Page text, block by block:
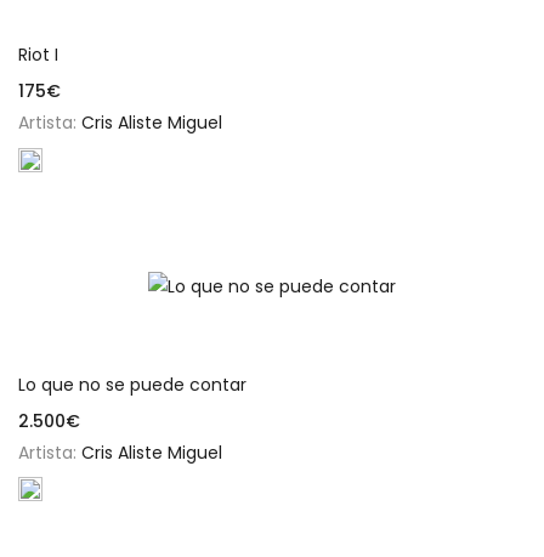
Riot I
175€
Artista: Cris Aliste Miguel
Lo que no se puede contar
2.500€
Artista: Cris Aliste Miguel